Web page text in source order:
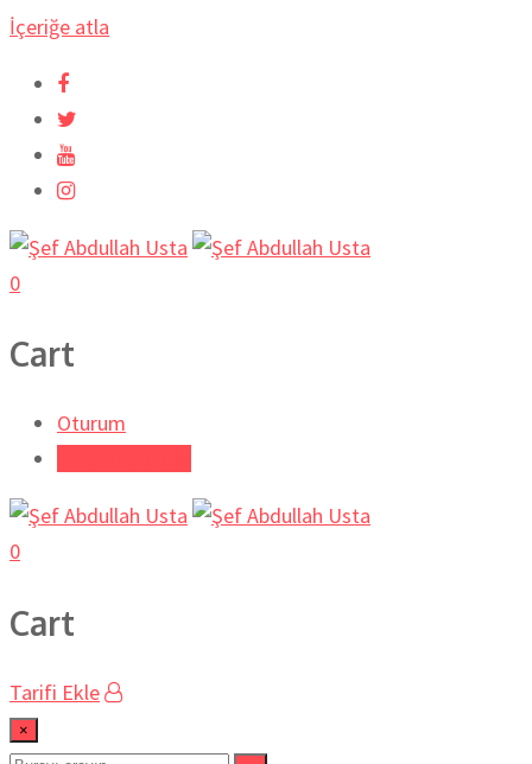
İçeriğe atla
0
Cart
Oturum
0
Cart
Tarifi Ekle
×